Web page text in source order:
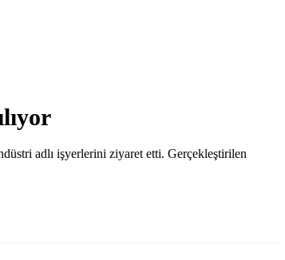
adlı işyerlerini ziyaret etti. Gerçekleştirilen